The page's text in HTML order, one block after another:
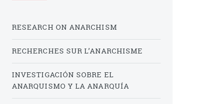
RESEARCH ON ANARCHISM
RECHERCHES SUR L’ANARCHISME
INVESTIGACIÓN SOBRE EL
ANARQUISMO Y LA ANARQUÍA